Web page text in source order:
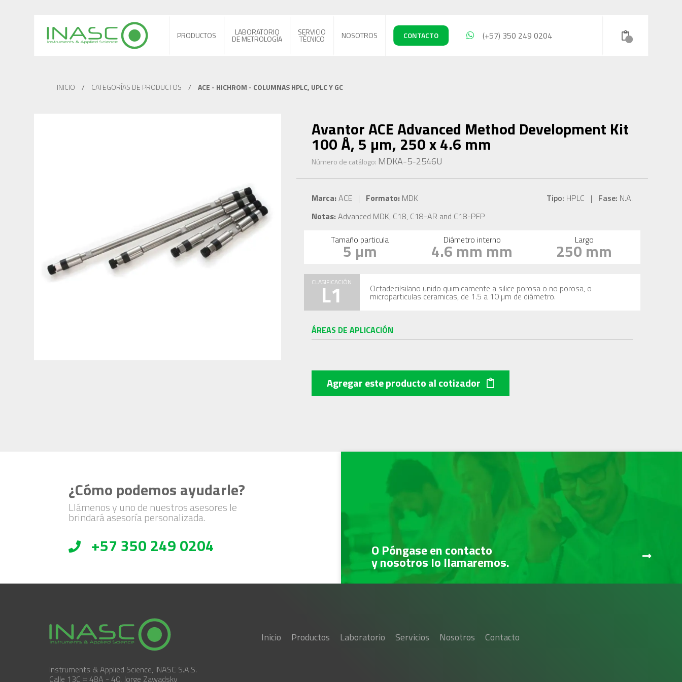
PRODUCTOS LABORATORIO
DE METROLOGÍA
SERVICIO
TÉCNICO NOSOTROS CONTACTO (+57) 350 249 0204
INICIO / CATEGORÍAS DE PRODUCTOS / ACE - HICHROM - COLUMNAS HPLC, UPLC Y GC
Avantor ACE Advanced Method Development Kit
100 Å, 5 µm, 250 x 4.6 mm
Número de catálogo: MDKA-5-2546U
Marca:ACE | Formato:MDK Tipo: HPLC | Fase: N.A.
Notas:Advanced MDK, C18, C18-AR and C18-PFP
Tamaño particula
5 µm Diámetro interno
4.6 mm mm Largo
250 mm
CLASIFICACIÓN
L1 Octadecilsilano unido quimicamente a silice porosa o no porosa, o
microparticulas ceramicas, de 1.5 a 10 µm de diámetro.
ÁREAS DE APLICACIÓN
Agregar este productoal cotizador
¿Cómo podemos ayudarle?
Llámenos y uno de nuestros asesores le
brindará asesoría personalizada.
+57 350 249 0204 O Póngase en contacto
y nosotros lo llamaremos.
Instruments & Applied Science, INASC S.A.S.
Calle 13C # 48A - 40, Jorge Zawadsky
Inicio Productos Laboratorio Servicios Nosotros Contacto